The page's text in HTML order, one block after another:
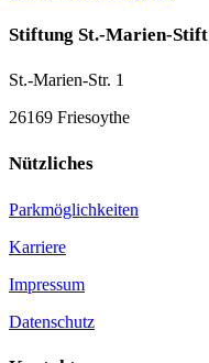
Stiftung St.-Marien-Stift
St.-Marien-Str. 1
26169 Friesoythe
Nützliches
Parkmöglichkeiten
Karriere
Impressum
Datenschutz